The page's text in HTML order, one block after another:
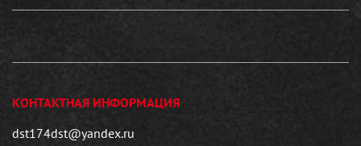
КОНТАКТНАЯ ИНФОРМАЦИЯ
dst174dst@yandex.ru